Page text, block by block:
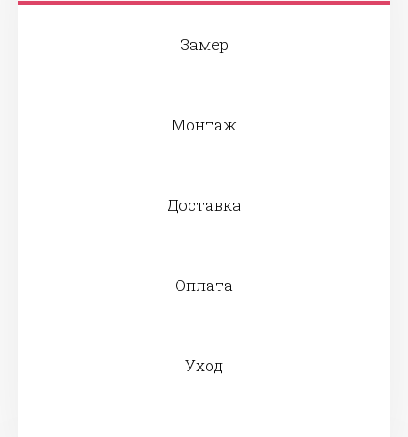
Замер
Монтаж
Доставка
Оплата
Уход